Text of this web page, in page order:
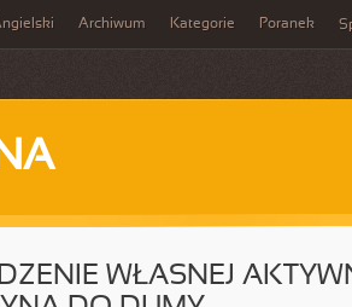
Archiwum Kategorie Poranek
WŁASNEJ